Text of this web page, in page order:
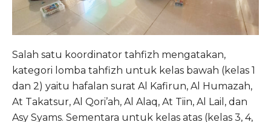
Salah satu koordinator tahfizh mengatakan,
kategori lomba tahfizh untuk kelas bawah (kelas 1
dan 2) yaitu hafalan surat Al Kafirun, Al Humazah,
At Takatsur, Al Qori’ah, Al Alaq, At Tiin, Al Lail, dan
Asy Syams. Sementara untuk kelas atas (kelas 3, 4,